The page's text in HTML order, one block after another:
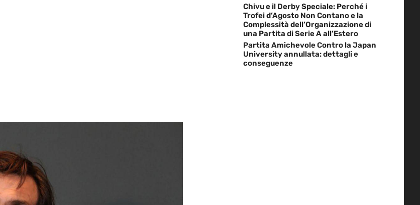
Chivu e il Derby Speciale: Perché i
Trofei d’Agosto Non Contano e la
Complessità dell’Organizzazione di
una Partita di Serie A all’Estero
Partita Amichevole Contro la Japan
University annullata: dettagli e
conseguenze